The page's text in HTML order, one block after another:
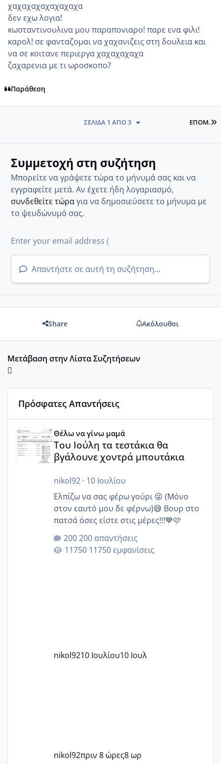
χαχαχαχαχαχαχαχα
δεν εχω λογια!
κωσταντινουλινα μου παραπονιαρο! παρε ενα φιλι!
καρολ! σε φανταζομαι να χαχανιζεις στη δουλεια και
να σε κοιτανε περιεργα χαχαχαχαχα
ζαχαρενια με τι ωροσκοπο?
Παράθεση
ΕΠΌΜ.
ΣΕΛΊΔΑ 1 ΑΠΌ 3
Συμμετοχή στη συζήτηση
Μπορείτε να γράψετε τώρα το μήνυμά σας και να
εγγραφείτε μετά. Αν έχετε ήδη λογαριασμό,
συνδεθείτε τώραγια να δημοσιεύσετε το μήνυμα με
το ψευδώνυμό σας.
Απαντήστε σε αυτή τη συζήτηση...
Share Ακόλουθοι
Μετάβαση στην Λίστα Συζητήσεων
Πρόσφατες Απαντήσεις
Θέλω να γίνω μαμά
Του Ιούλη τα τεστάκια θα
βγάλουνε χοντρά μπουτάκια
nikol92· 10 Ιουλίου
Ελπίζω να σας φέρω γούρι 😜 (Μόνο
στον εαυτό μου δε φέρνω)😅 Βουρ στο
πατσά όσες είστε στις μέρες!!!💙🩷
200 απαντήσεις
11750 εμφανίσεις
nikol9210 Ιουλίου10 Ιουλ
nikol92πριν 8 ώρες8 ωρ